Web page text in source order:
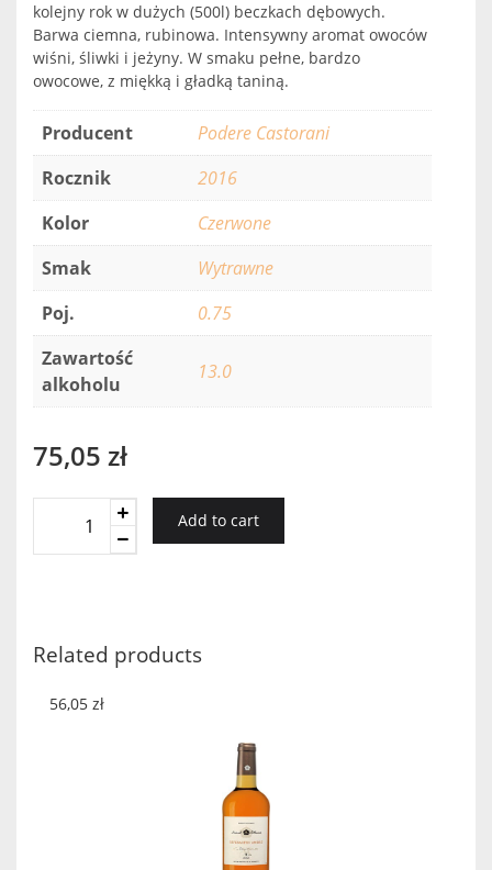
kolejny rok w dużych (500l) beczkach dębowych.
Barwa ciemna, rubinowa. Intensywny aromat owoców
wiśni, śliwki i jeżyny. W smaku pełne, bardzo
owocowe, z miękką i gładką taniną.
Producent
Podere Castorani
Rocznik
2016
Kolor
Czerwone
Smak
Wytrawne
Poj.
0.75
Zawartość
alkoholu
13.0
75,05 zł
Castorani
quantity
Add to cart
Related products
56,05 zł